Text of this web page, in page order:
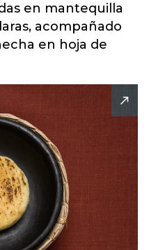
en mantequilla
acompañado
en hoja de